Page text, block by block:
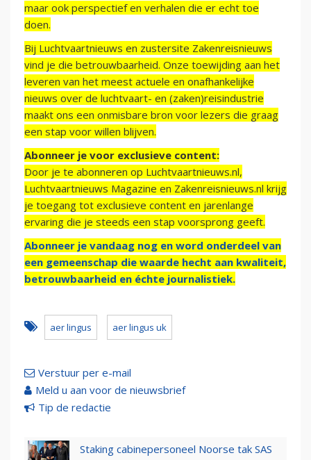
maar ook perspectief en verhalen die er echt toe
doen.
Bij Luchtvaartnieuws en zustersite Zakenreisnieuws
vind je die betrouwbaarheid. Onze toewijding aan het
leveren van het meest actuele en onafhankelijke
nieuws over de luchtvaart- en (zaken)reisindustrie
maakt ons een onmisbare bron voor lezers die graag
een stap voor willen blijven.
Abonneer je voor exclusieve content:
Door je te abonneren op Luchtvaartnieuws.nl,
Luchtvaartnieuws Magazine en Zakenreisnieuws.nl krijg
je toegang tot exclusieve content en jarenlange
ervaring die je steeds een stap voorsprong geeft.
Abonneer je vandaag nog en word onderdeel van
een gemeenschap die waarde hecht aan kwaliteit,
betrouwbaarheid en échte journalistiek.
aer lingus aer lingus uk
Verstuur per e-mail
Meld u aan voor de nieuwsbrief
Tip de redactie
Staking cabinepersoneel Noorse tak SAS